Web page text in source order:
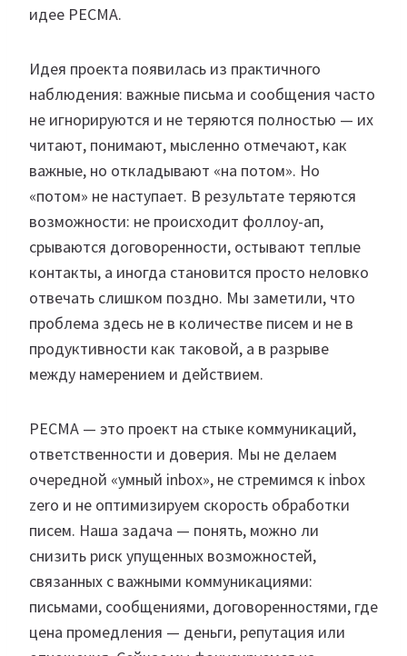
идее PECMA.
Идея проекта появилась из практичного
наблюдения: важные письма и сообщения часто
не игнорируются и не теряются полностью — их
читают, понимают, мысленно отмечают, как
важные, но откладывают «на потом». Но
«потом» не наступает. В результате теряются
возможности: не происходит фоллоу-ап,
срываются договоренности, остывают теплые
контакты, а иногда становится просто неловко
отвечать слишком поздно. Мы заметили, что
проблема здесь не в количестве писем и не в
продуктивности как таковой, а в разрыве
между намерением и действием.
PECMA — это проект на стыке коммуникаций,
ответственности и доверия. Мы не делаем
очередной «умный inbox», не стремимся к inbox
zero и не оптимизируем скорость обработки
писем. Наша задача — понять, можно ли
снизить риск упущенных возможностей,
связанных с важными коммуникациями:
письмами, сообщениями, договоренностями, где
цена промедления — деньги, репутация или